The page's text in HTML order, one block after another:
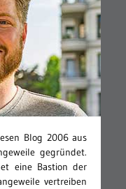
Blog 2006 aus
gegründet.
eine Bastion der
vertreiben